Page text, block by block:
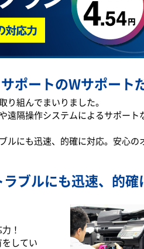
ポートのWサポート
組んでまいりました。
隔操作システムによるサポー
にも迅速、的確に対応。安心の
ラブルにも迅速、的確
！
してい